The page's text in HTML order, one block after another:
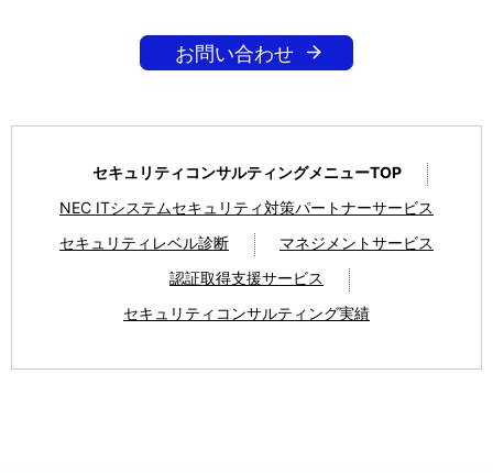
お問い合わせ
セキュリティコンサルティングメニューTOP
NEC ITシステムセキュリティ対策パートナーサービス
セキュリティレベル診断
マネジメントサービス
認証取得支援サービス
セキュリティコンサルティング実績